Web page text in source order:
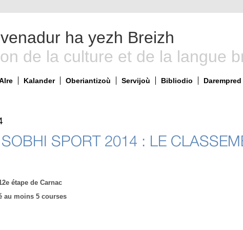
ha yezh Breizh
de la culture et de la langue
Kalander Oberiantizoù Servijoù Bibliodio Darempred
SPORT 2014 : LE
e étape de Carnac
au moins 5 courses